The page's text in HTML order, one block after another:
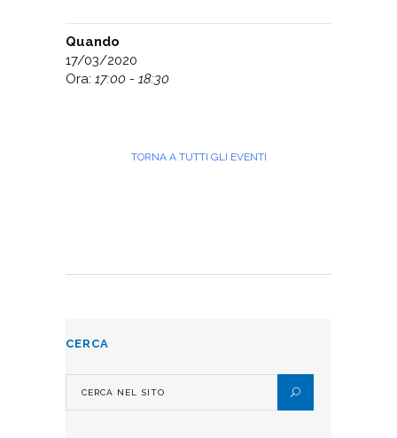
Quando
17/03/2020
Ora: 17:00 - 18:30
TORNA A TUTTI GLI EVENTI
CERCA